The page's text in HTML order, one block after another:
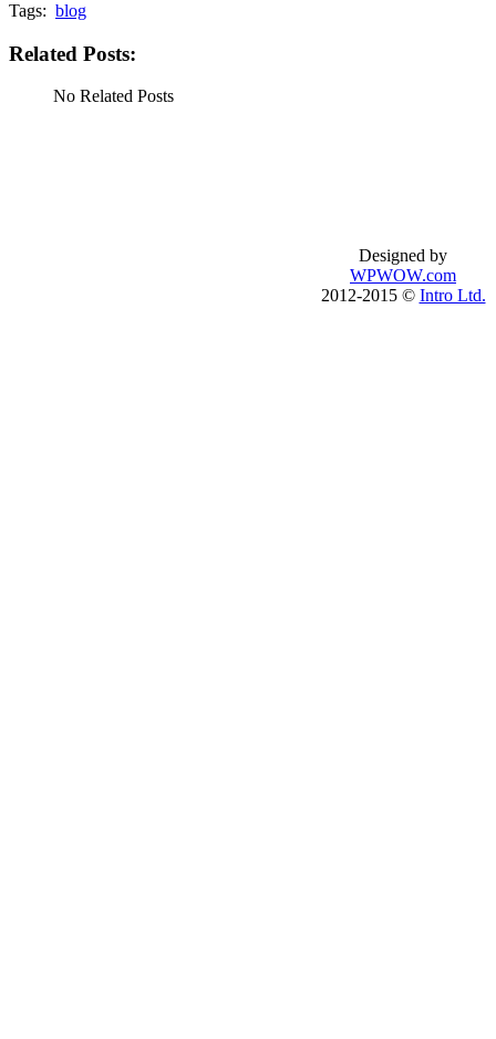
Tags: blog
Related Posts:
No Related Posts
Designed by
WPWOW.com
2012-2015 © Intro Ltd.